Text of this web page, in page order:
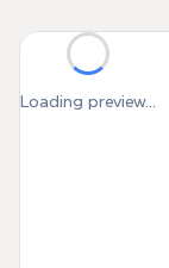
Loading preview...